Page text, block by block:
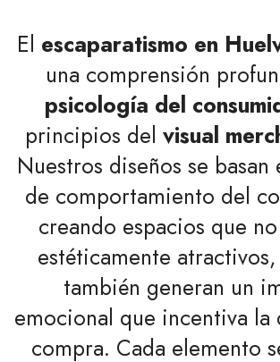
El escaparatismo en
una comprensión
psicología del
principios del visual
Nuestros diseños se basan
de comportamiento del
creando espacios que
estéticamente
también generan un
emocional que incentiva la
compra. Cada elemento